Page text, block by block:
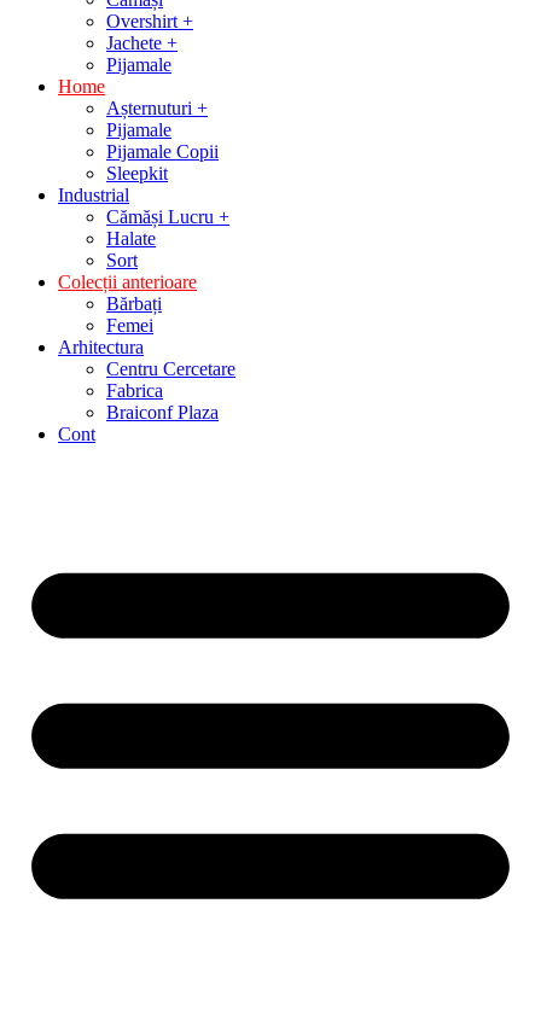
Overshirt +
Jachete +
Pijamale
Home
Așternuturi +
Pijamale
Pijamale Copii
Sleepkit
Industrial
Cămăși Lucru +
Halate
Sort
Colecții anterioare
Bărbați
Femei
Arhitectura
Centru Cercetare
Fabrica
Braiconf Plaza
Cont